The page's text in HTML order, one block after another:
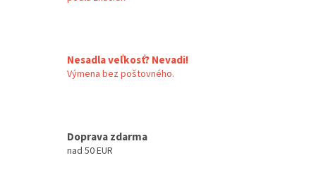
Nesadla veľkosť? Nevadi!
Výmena bez poštovného.
Doprava zdarma
nad 50 EUR